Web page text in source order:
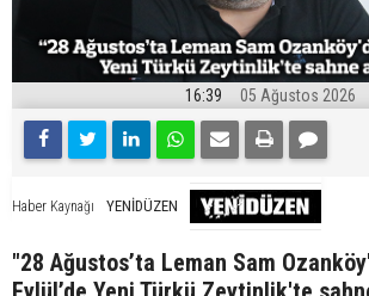
16:39 05 Ağustos 2026
Haber Kaynağı YENİDÜZEN
"28 Ağustos’ta Leman Sam